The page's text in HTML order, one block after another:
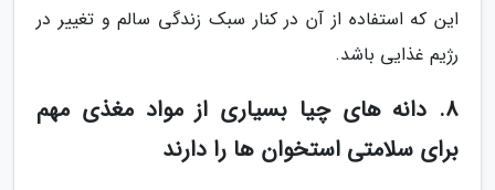
این که استفاده از آن در کنار سبک زندگی سالم و تغییر در
رژیم غذایی باشد.
8. دانه های چیا بسیاری از مواد مغذی مهم
برای سلامتی استخوان ها را دارند